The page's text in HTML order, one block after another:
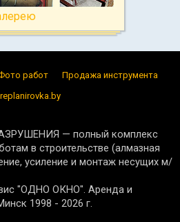
работ
Продажа инструмента
— полный комплекс
в строительстве (алмазная
усиление и монтаж несущих м/
"ОДНО ОКНО". Аренда и
1998 - 2026 г.